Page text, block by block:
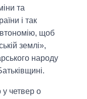
та
і так
щоб
землі»,
народу
четвер о